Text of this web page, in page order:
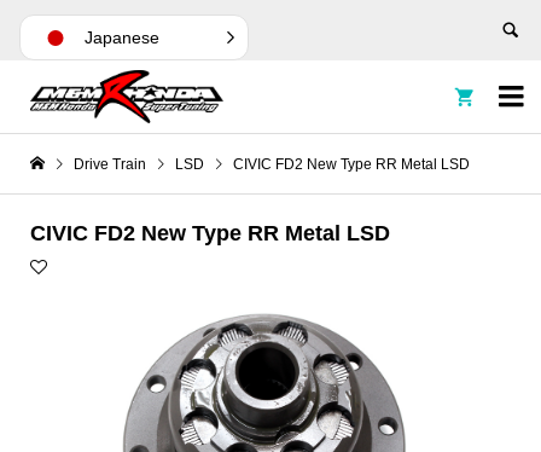


Drive Train LSD CIVIC FD2 New Type RR Metal LSD
CIVIC FD2 New Type RR Metal LSD
Japanese